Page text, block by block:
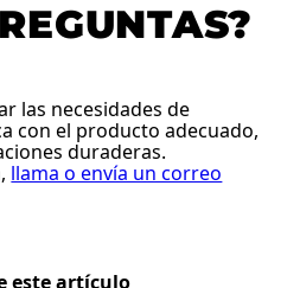
las necesidades de
con el producto adecuado,
duraderas.
llama o envía un correo
este artículo